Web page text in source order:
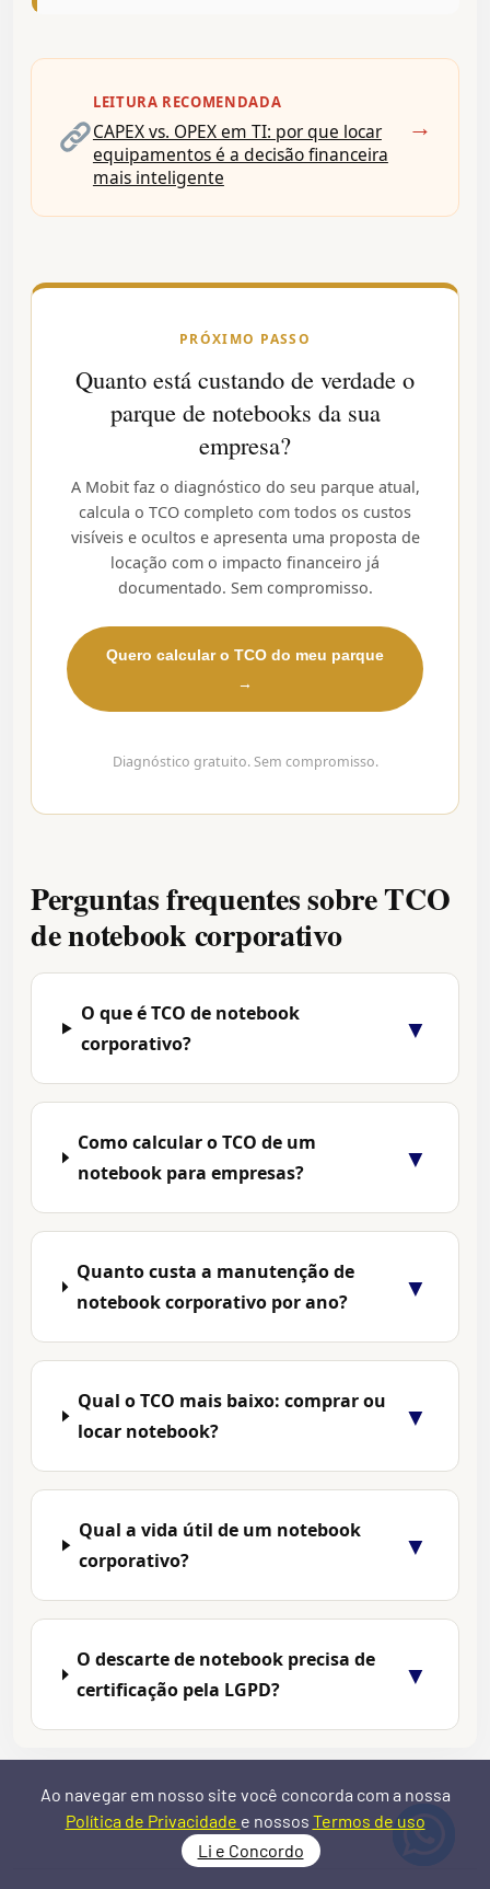
Ao navegar em nosso site você concorda com a nossa
Política de Privacidade e nossos Termos de uso
Li e Concordo
LEITURA RECOMENDADA
CAPEX vs. OPEX em TI: por que locar
equipamentos é a decisão financeira
mais inteligente
→
PRÓXIMO PASSO
Quanto está custando de verdade o
parque de notebooks da sua
empresa?
A Mobit faz o diagnóstico do seu parque atual,
calcula o TCO completo com todos os custos
visíveis e ocultos e apresenta uma proposta de
locação com o impacto financeiro já
documentado. Sem compromisso.
Quero calcular o TCO do meu parque
→
Diagnóstico gratuito. Sem compromisso.
Perguntas frequentes sobre TCO
de notebook corporativo
O que é TCO de notebook
corporativo?
▼
Como calcular o TCO de um
notebook para empresas?
▼
Quanto custa a manutenção de
notebook corporativo por ano?
▼
Qual o TCO mais baixo: comprar ou
locar notebook?
▼
Qual a vida útil de um notebook
corporativo?
▼
O descarte de notebook precisa de
certificação pela LGPD?
▼